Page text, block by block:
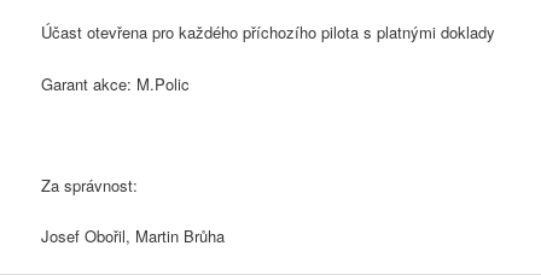
Účast otevřena pro každého příchozího pilota s platnými doklady
Garant akce: M.Polic
Za správnost:
Josef Obořil, Martin Brůha